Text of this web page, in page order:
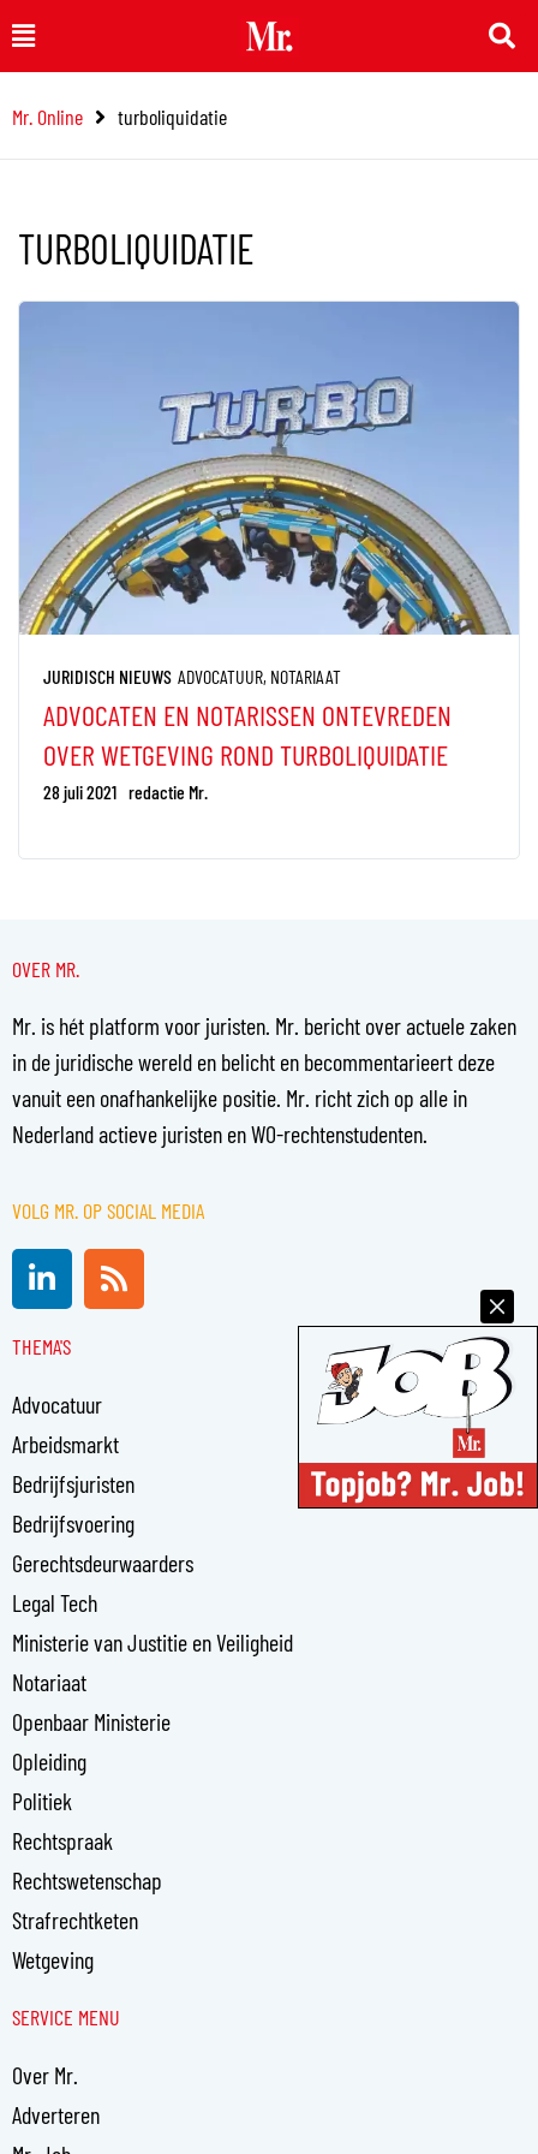
naar
inhoud
Main
Menu
Mr. Online turboliquidatie
TURBOLIQUIDATIE
JURIDISCH NIEUWS ADVOCATUUR, NOTARIAAT
ADVOCATEN EN NOTARISSEN ONTEVREDEN
OVER WETGEVING ROND TURBOLIQUIDATIE
28 juli 2021 redactie Mr.
OVER MR.
Mr. is hét platform voor juristen. Mr. bericht over actuele zaken
in de juridische wereld en belicht en becommentarieert deze
vanuit een onafhankelijke positie. Mr. richt zich op alle in
Nederland actieve juristen en WO-rechtenstudenten.
VOLG MR. OP SOCIAL MEDIA
L
i
n
k
d
i
n
-
i
n
R
s
s
THEMA'S
Advocatuur
Arbeidsmarkt
Bedrijfsjuristen
Bedrijfsvoering
Gerechtsdeurwaarders
Legal Tech
Ministerie van Justitie en Veiligheid
Notariaat
Openbaar Ministerie
Opleiding
Politiek
Rechtspraak
Rechtswetenschap
Strafrechtketen
Wetgeving
SERVICE MENU
Over Mr.
Adverteren